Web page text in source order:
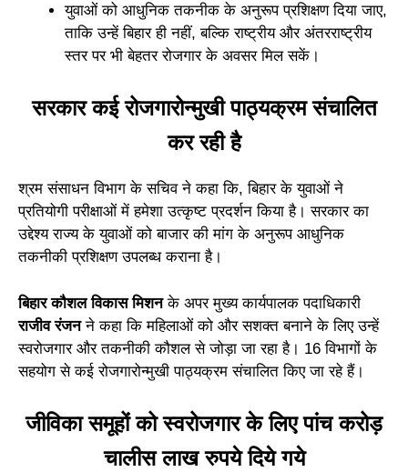
युवाओं को आधुनिक तकनीक के अनुरूप प्रशिक्षण दिया जाए,
ताकि उन्हें बिहार ही नहीं, बल्कि राष्ट्रीय और अंतरराष्ट्रीय
स्तर पर भी बेहतर रोजगार के अवसर मिल सकें।
सरकार कई रोजगारोन्मुखी पाठ्यक्रम संचालित
कर रही है
श्रम संसाधन विभाग के सचिव ने कहा कि, बिहार के युवाओं ने
प्रतियोगी परीक्षाओं में हमेशा उत्कृष्ट प्रदर्शन किया है। सरकार का
उद्देश्य राज्य के युवाओं को बाजार की मांग के अनुरूप आधुनिक
तकनीकी प्रशिक्षण उपलब्ध कराना है।
बिहार कौशल विकास मिशनके अपर मुख्य कार्यपालक पदाधिकारी
राजीव रंजनने कहा कि महिलाओं को और सशक्त बनाने के लिए उन्हें
स्वरोजगार और तकनीकी कौशल से जोड़ा जा रहा है। 16 विभागों के
सहयोग से कई रोजगारोन्मुखी पाठ्यक्रम संचालित किए जा रहे हैं।
जीविका समूहों को स्वरोजगार के लिए पांच करोड़
चालीस लाख रुपये दिये गये